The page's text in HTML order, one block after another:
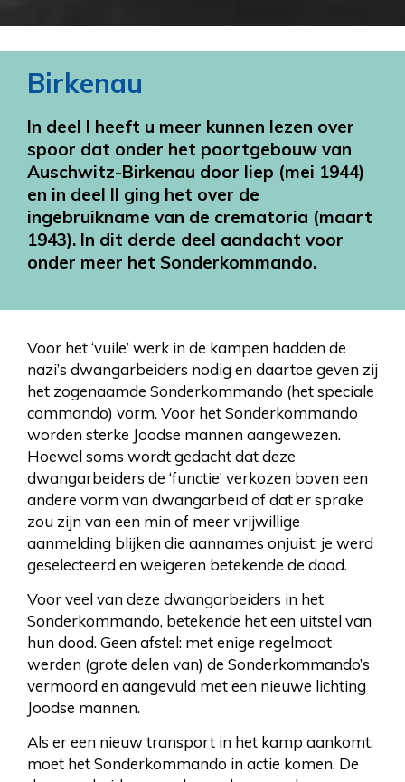
Birkenau
In deel I heeft u meer kunnen lezen over
spoor dat onder het poortgebouw van
Auschwitz-Birkenau door liep (mei 1944)
en in deel II ging het over de
ingebruikname van de crematoria (maart
1943). In dit derde deel aandacht voor
onder meer het Sonderkommando.
Voor het ‘vuile’ werk in de kampen hadden de
nazi’s dwangarbeiders nodig en daartoe geven zij
het zogenaamde Sonderkommando (het speciale
commando) vorm. Voor het Sonderkommando
worden sterke Joodse mannen aangewezen.
Hoewel soms wordt gedacht dat deze
dwangarbeiders de ‘functie’ verkozen boven een
andere vorm van dwangarbeid of dat er sprake
zou zijn van een min of meer vrijwillige
aanmelding blijken die aannames onjuist: je werd
geselecteerd en weigeren betekende de dood.
Voor veel van deze dwangarbeiders in het
Sonderkommando, betekende het een uitstel van
hun dood. Geen afstel: met enige regelmaat
werden (grote delen van) de Sonderkommando’s
vermoord en aangevuld met een nieuwe lichting
Joodse mannen.
Als er een nieuw transport in het kamp aankomt,
moet het Sonderkommando in actie komen. De